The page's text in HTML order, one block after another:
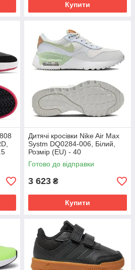
Купити
Дитячі кросівки Nike Air Max
Systm DQ0284-006, Білий,
Розмір (EU) - 40
Готово до відправки
3 623 ₴
Купити